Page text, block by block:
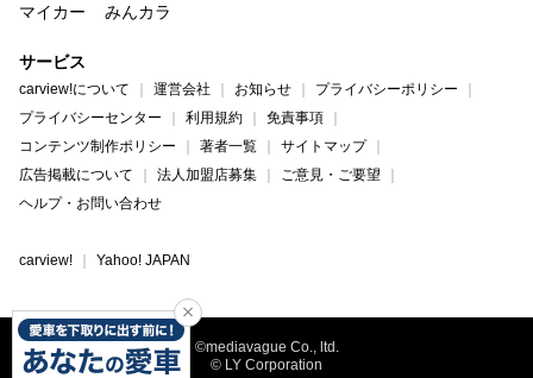
マイカー
みんカラ
サービス
carview!について 運営会社 お知らせ
プライバシーポリシー
プライバシーセンター
利用規約
免責事項
コンテンツ制作ポリシー
著者一覧
サイトマップ
広告掲載について
法人加盟店募集
ご意見・ご要望
ヘルプ・お問い合わせ
carview! Yahoo! JAPAN
©mediavague Co., ltd.
© LY Corporation